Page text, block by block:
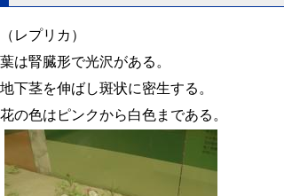
（レプリカ）
葉は腎臓形で光沢がある。
地下茎を伸ばし斑状に密生する。
花の色はピンクから白色まである。